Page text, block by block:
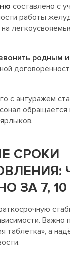
составлено с
работы
родным
с антуражем
обращается
СРОКИ
ЗА 7, 10
Важно
таблетка», а